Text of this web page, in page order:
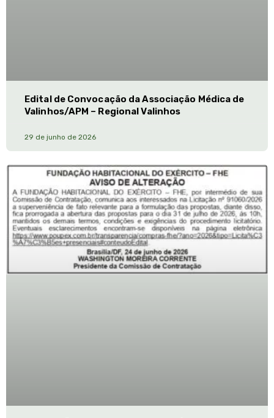
Edital de Convocação da Associação Médica de
Valinhos/APM – Regional Valinhos
29 de junho de 2026